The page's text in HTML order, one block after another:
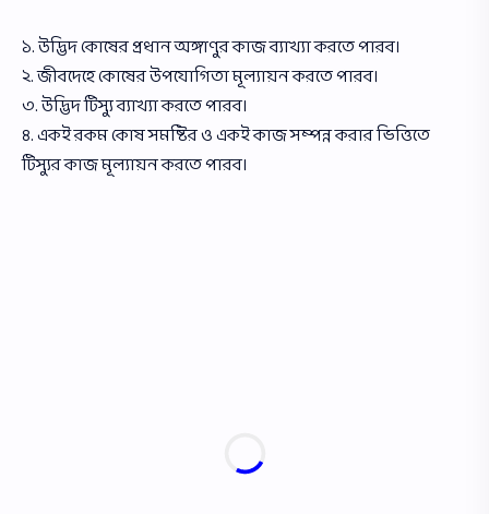
১. উদ্ভিদ কোষের প্রধান অঙ্গাণুর কাজ ব্যাখ্যা করতে পারব।
২. জীবদেহে কোষের উপযােগিতা মূল্যায়ন করতে পারব।
৩. উদ্ভিদ টিস্যু ব্যাখ্যা করতে পারব।
৪. একই রকম কোষ সমষ্টির ও একই কাজ সম্পন্ন করার ভিত্তিতে
টিস্যুর কাজ মূল্যায়ন করতে পারব।